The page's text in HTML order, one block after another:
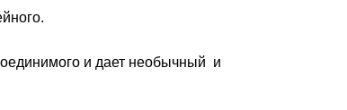
и дает необычный и